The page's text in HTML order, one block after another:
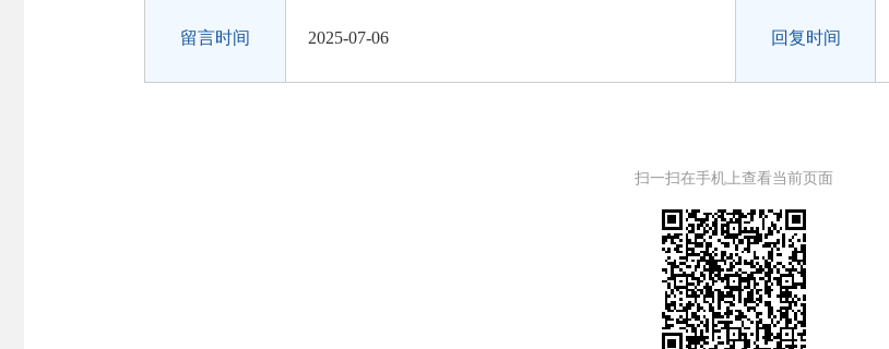
留言时间 2025-07-06 回复时间
扫一扫在手机上查看当前页面